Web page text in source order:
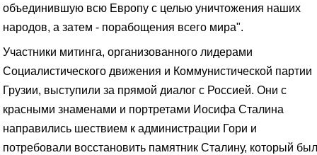
объединившую всю Европу с целью уничтожения наших
народов, а затем - порабощения всего мира".
Участники митинга, организованного лидерами
Социалистического движения и Коммунистической партии
Грузии, выступили за прямой диалог с Россией. Они с
красными знаменами и портретами Иосифа Сталина
направились шествием к администрации Гори и
потребовали восстановить памятник Сталину, который был